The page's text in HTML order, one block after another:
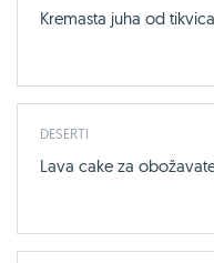
Kremasta juha od
DESERTI
Lava cake za